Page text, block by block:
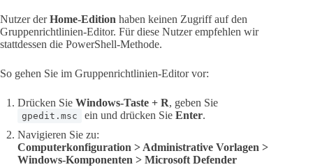
Nutzer derHome-Edition haben keinen Zugriff auf den
Gruppenrichtlinien-Editor. Für diese Nutzer empfehlen wir
stattdessen die PowerShell-Methode.
So gehen Sie im Gruppenrichtlinien-Editor vor:
Drücken Sie Windows-Taste + R, geben Sie
gpedit.msc ein und drücken Sie Enter.
Navigieren Sie zu:
Computerkonfiguration > Administrative Vorlagen >
Windows-Komponenten > Microsoft Defender